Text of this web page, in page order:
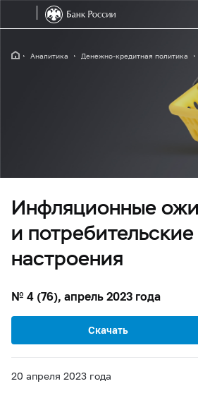
Аналитика Денежно-кредитная политика
Инфляционные
и потребительские
настроения
№ 4 (76), апрель 2023 года
Скачать
20 апреля 2023 года